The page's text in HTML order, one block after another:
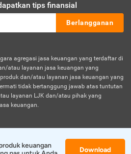
tips finansial
Berlangganan
agregasi jasa keuangan yang terdaftar di
atau layanan jasa keuangan yang
dan/atau layanan jasa keuangan yang
tidak bertanggung jawab atas tuntutan
layanan LJK dan/atau pihak yang
keuangan.
keuangan
Download